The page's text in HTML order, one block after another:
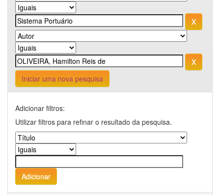
Iniciar uma nova pesquisa
Adicionar filtros:
Utilizar filtros para refinar o resultado da pesquisa.